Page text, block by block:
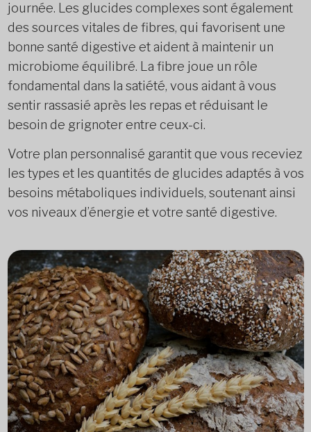
journée. Les glucides complexes sont également
des sources vitales de fibres, qui favorisent une
bonne santé digestive et aident à maintenir un
microbiome équilibré. La fibre joue un rôle
fondamental dans la satiété, vous aidant à vous
sentir rassasié après les repas et réduisant le
besoin de grignoter entre ceux-ci.
Votre plan personnalisé garantit que vous receviez
les types et les quantités de glucides adaptés à vos
besoins métaboliques individuels, soutenant ainsi
vos niveaux d’énergie et votre santé digestive.